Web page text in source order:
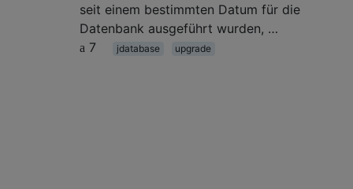
seit einem bestimmten Datum für die
Datenbank ausgeführt wurden, …
7
jdatabase upgrade